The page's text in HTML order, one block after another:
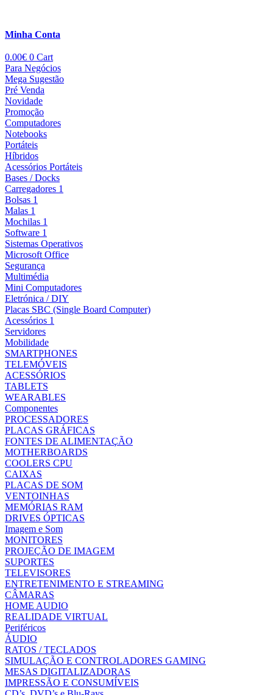
Minha Conta
0.00€ 0 Cart
Para Negócios
Mega Sugestão
Pré Venda
Novidade
Promoção
Computadores
Notebooks
Portáteis
Híbridos
Acessórios Portáteis
Bases / Docks
Carregadores 1
Bolsas 1
Malas 1
Mochilas 1
Software 1
Sistemas Operativos
Microsoft Office
Segurança
Multimédia
Mini Computadores
Eletrónica / DIY
Placas SBC (Single Board Computer)
Acessórios 1
Servidores
Mobilidade
SMARTPHONES
TELEMÓVEIS
ACESSÓRIOS
TABLETS
WEARABLES
Componentes
PROCESSADORES
PLACAS GRÁFICAS
FONTES DE ALIMENTAÇÃO
MOTHERBOARDS
COOLERS CPU
CAIXAS
PLACAS DE SOM
VENTOINHAS
MEMÓRIAS RAM
DRIVES ÓPTICAS
Imagem e Som
MONITORES
PROJEÇÃO DE IMAGEM
SUPORTES
TELEVISORES
ENTRETENIMENTO E STREAMING
CÂMARAS
HOME AUDIO
REALIDADE VIRTUAL
Periféricos
ÁUDIO
RATOS / TECLADOS
SIMULAÇÃO E CONTROLADORES GAMING
MESAS DIGITALIZADORAS
IMPRESSÃO E CONSUMÍVEIS